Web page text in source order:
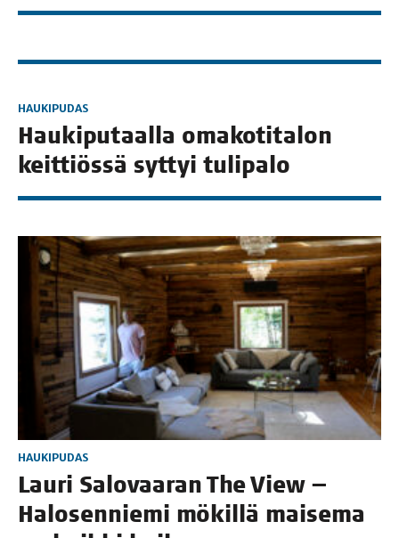
HAUKIPUDAS
Hau­ki­pu­taal­la oma­ko­ti­ta­lon
keit­tiös­sä syt­tyi tulipalo
HAUKIPUDAS
Lau­ri Salo­vaa­ran The View —
Halo­sen­nie­mi mökil­lä mai­se­ma